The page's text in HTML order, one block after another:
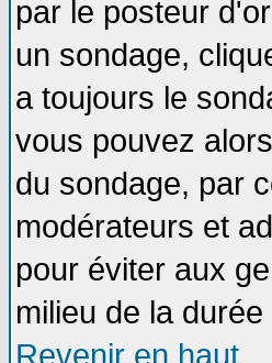
par le posteur
un sondage,
a toujours le
vous pouvez
du sondage, par
modérateurs et
pour éviter aux
milieu de la
Revenir en haut